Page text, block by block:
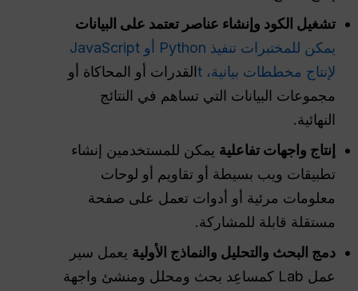
تشغيل الكود وإنشاء عناصر تعتمد على البيانات
يمكن للمختبرات تنفيذ Python أو JavaScript
لإنتاج مخططات بيانية، t القدرات أو المحاكاة أو
مجموعات البيانات التي تساهم في النتائج
النهائية.
إنتاج واجهات تفاعلية يمكن للمستخدمين إنشاء
تطبيقات ويب بسيطة أو تقاويم أو لوحات
معلومات مرئية أو أدوات تعمل على صفحة
مستقلة قابلة للمشاركة.
دمج البحث والتحليل والنماذج الأولية يعمل سير
عمل Lab كمساعِد بحث ومحلل ومنشئ واجهة